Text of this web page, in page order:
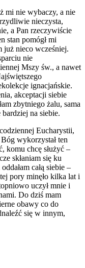
mi nie wybaczy, a nie
nieczysta,
a Pan rzeczywiście
stan pomógł mi
już nieco wcześniej.
nie
Mszy św., a nawet
ignacjańskie.
akceptacji siebie
zbytniego żalu, sama
bardziej na siebie.
Eucharystii,
wykorzystał ten
komu chcę służyć –
skłaniam się ku
całą siebie –
pory minęło kilka lat i
uczył mnie i
Do dziś mam
obawy co do
się w innym,